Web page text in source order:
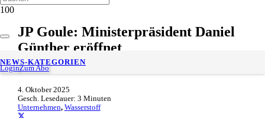
LoginZum Abo
NEWS-KATEGORIEN
JP Goule: Ministerpräsident Daniel
Günther eröffnet
Wasserstofftankstelle von HY.Kiel
4. Oktober 2025
Gesch. Lesedauer: 3 Minuten
Unternehmen, Wasserstoff